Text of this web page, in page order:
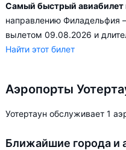
Самый быстрый авиабилет
направлению Филадельфия —
вылетом
Найти этот билет
Аэропорты
Ближайшие города и